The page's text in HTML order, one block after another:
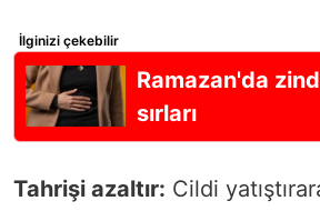
İlginizi çekebilir
Ramazan'da
sırları
Tahrişi azaltır: Cildi